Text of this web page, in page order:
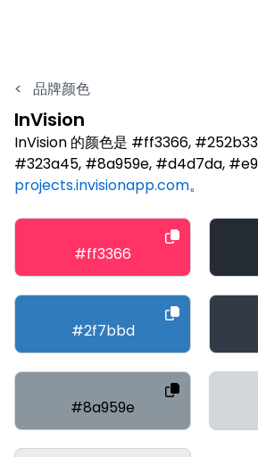
< 品牌颜色
InVision
InVision 的颜色是 #ff3366,
#323a45, #8a959e, #d4d7da,
projects.invisionapp.com。
#ff3366
#2f7bbd
#8a959e